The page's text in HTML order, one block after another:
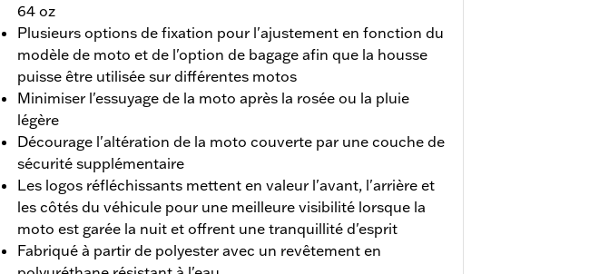
64 oz
Plusieurs options de fixation pour l'ajustement en fonction du
modèle de moto et de l'option de bagage afin que la housse
puisse être utilisée sur différentes motos
Minimiser l'essuyage de la moto après la rosée ou la pluie
légère
Décourage l'altération de la moto couverte par une couche de
sécurité supplémentaire
Les logos réfléchissants mettent en valeur l'avant, l'arrière et
les côtés du véhicule pour une meilleure visibilité lorsque la
moto est garée la nuit et offrent une tranquillité d'esprit
Fabriqué à partir de polyester avec un revêtement en